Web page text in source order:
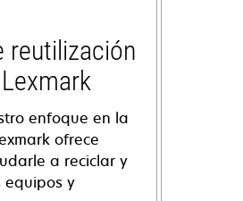
reutilización
enfoque en la
ofrece
a reciclar y
equipos y